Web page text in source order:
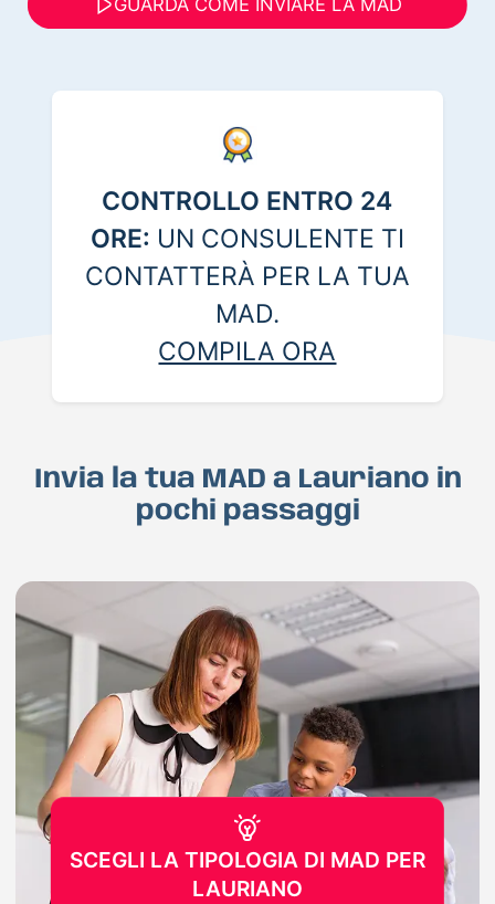
CONTROLLO ENTRO 24
ORE: UN CONSULENTE TI
CONTATTERÀ PER LA TUA
MAD.
COMPILA ORA
Invia la tua MAD a Lauriano in
pochi passaggi
SCEGLI LA TIPOLOGIA DI MAD PER
LAURIANO